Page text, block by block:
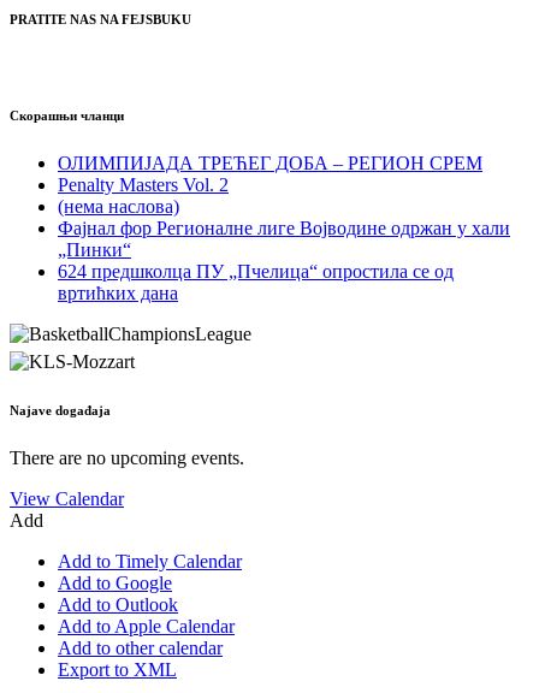
PRATITE NAS NA FEJSBUKU
Скорашњи чланци
ОЛИМПИЈАДА ТРЕЋЕГ ДОБА – РЕГИОН СРЕМ
Penalty Masters Vol. 2
(нема наслова)
Фајнал фор Регионалне лиге Војводине одржан у хали
„Пинки“
624 предшколца ПУ „Пчелица“ опростила се од
вртићких дана
Najave događaja
There are no upcoming events.
View Calendar
Add
Add to Timely Calendar
Add to Google
Add to Outlook
Add to Apple Calendar
Add to other calendar
Export to XML